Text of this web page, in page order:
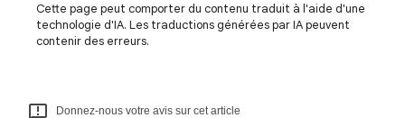
Cette page peut comporter du contenu traduit à l'aide d'une
technologie d'IA. Les traductions générées par IA peuvent
contenir des erreurs.
Donnez-nous votre avis sur cet article